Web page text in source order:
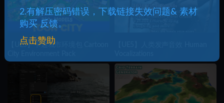
【UE5】卡通城市环境包 Cartoon
2.有解压密码错误，下载链接失效问题& 素材
购买 反馈。
点击赞助